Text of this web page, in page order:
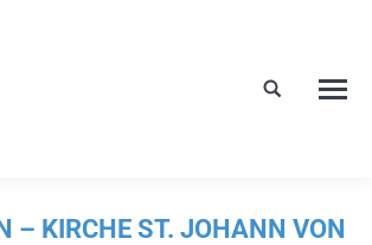
– KIRCHE ST. JOHANN VON